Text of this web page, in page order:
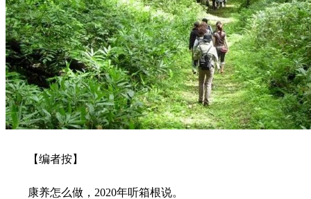
【编者按】
康养怎么做，2020年听箱根说。